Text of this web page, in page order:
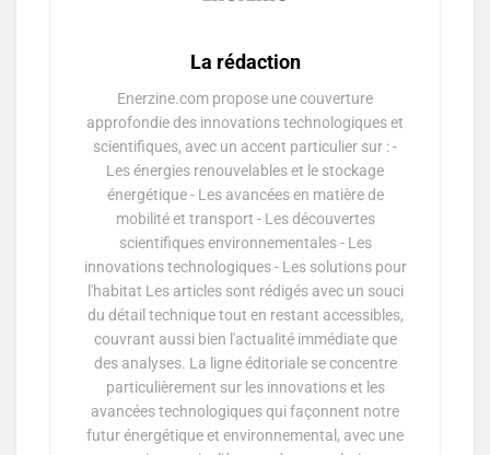
La rédaction
Enerzine.com propose une couverture
approfondie des innovations technologiques et
scientifiques, avec un accent particulier sur : -
Les énergies renouvelables et le stockage
énergétique - Les avancées en matière de
mobilité et transport - Les découvertes
scientifiques environnementales - Les
innovations technologiques - Les solutions pour
l'habitat Les articles sont rédigés avec un souci
du détail technique tout en restant accessibles,
couvrant aussi bien l'actualité immédiate que
des analyses. La ligne éditoriale se concentre
particulièrement sur les innovations et les
avancées technologiques qui façonnent notre
futur énergétique et environnemental, avec une